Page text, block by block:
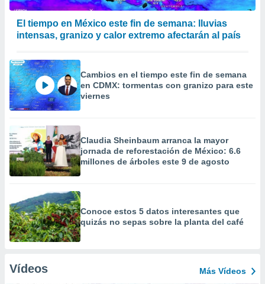
El tiempo en México este fin de semana: lluvias
intensas, granizo y calor extremo afectarán al país
Cambios en el tiempo este fin de semana
en CDMX: tormentas con granizo para este
viernes
Claudia Sheinbaum arranca la mayor
jornada de reforestación de México: 6.6
millones de árboles este 9 de agosto
Conoce estos 5 datos interesantes que
quizás no sepas sobre la planta del café
Vídeos Más Vídeos